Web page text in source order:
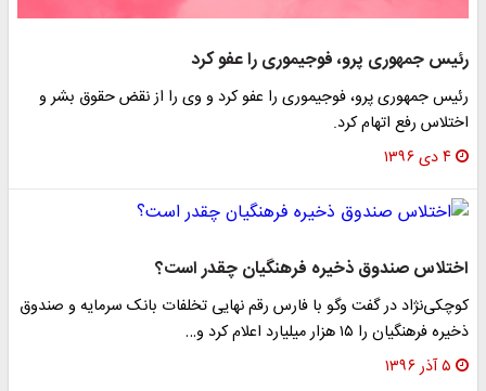
رئیس جمهوری پرو،‌ فوجیموری را عفو کرد
رئیس جمهوری پرو، فوجیموری را عفو کرد و وی را از نقض حقوق بشر و
اختلاس رفع اتهام کرد.
۴ دی ۱۳۹۶
اختلاس صندوق ذخیره فرهنگیان چقدر است؟
کوچکی‌نژاد در گفت وگو با فارس رقم نهایی تخلفات بانک سرمایه و صندوق
ذخیره فرهنگیان را ۱۵ هزار میلیارد اعلام کرد و…
۵ آذر ۱۳۹۶